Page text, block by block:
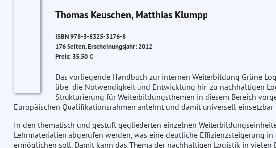
Thomas Keuschen, Matthias Klumpp
ISBN 978-3-8325-3176-8
176 Seiten, Erscheinungsjahr: 2012
Preis: 35.50 €
Das vorliegende Handbuch zur internen Weiterbildung Grüne
über die Notwendigkeit und Entwicklung hin zu nachhaltigen
Strukturierung für Weiterbildungsthemen in diesem Bereich
Europäischen Qualifikationsrahmen anlehnt und damit universell einsetzbar
In den thematisch und gestuft gegliederten einzelnen
Lehrmaterialien abgerufen werden, was eine deutliche Effizienzsteigerung
ermöglichen soll. Damit kann das Thema der nachhaltigen Logistik in vielen